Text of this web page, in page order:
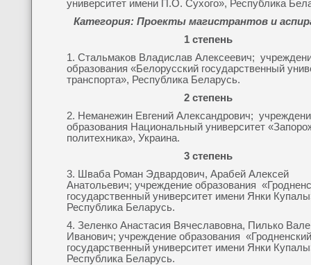
университет имени П.О. Сухого», Республика
Категория: Проекты магистрантов и
1 степень
1. Стальмаков Владислав Алексеевич;
образования «Белорусский государственный
транспорта», Республика Беларусь.
2 степень
2. Неманежин Евгений Александрович;
образования Национальный университет
политехника», Украина.
3 степень
3. Шваба Роман Эдвардович, Арабей Алексей
Анатольевич; учреждение образования
государственный университет имени Янки
Республика Беларусь.
4. Зеленко Анастасия Вячеславовна, Пилько
Иванович; учреждение образования «Гродненский
государственный университет имени Янки
Республика Беларусь.